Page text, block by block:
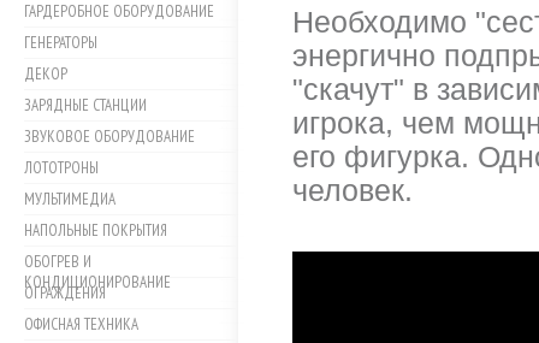
ГАРДЕРОБНОЕ ОБОРУДОВАНИЕ
ГЕНЕРАТОРЫ
ДЕКОР
ЗАРЯДНЫЕ СТАНЦИИ
ЗВУКОВОЕ ОБОРУДОВАНИЕ
ЛОТОТРОНЫ
МУЛЬТИМЕДИА
НАПОЛЬНЫЕ ПОКРЫТИЯ
ОБОГРЕВ И
КОНДИЦИОНИРОВАНИЕ
ОГРАЖДЕНИЯ
ОФИСНАЯ ТЕХНИКА
Необходимо
энергично
"скачут" в
игрока, чем
его фигурка.
человек.